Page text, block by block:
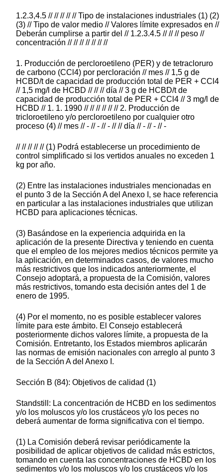
1.2.3,4.5 // // // // // Tipo de instalaciones industriales (1) (2)
(3) // Tipo de valor medio // Valores límite expresados en //
Deberán cumplirse a partir del // 1.2.3.4.5 // // // peso //
concentración // // // // // // //
1. Producción de percloroetileno (PER) y de tetracloruro
de carbono (CCl4) por percloración // mes // 1,5 g de
HCBD/t de capacidad de producción total de PER + CCl4
// 1,5 mg/l de HCBD // // // día // 3 g de HCBD/t de
capacidad de producción total de PER + CCl4 // 3 mg/l de
HCBD // 1. 1. 1990 // // // // // // 2. Producción de
tricloroetileno y/o percloroetileno por cualquier otro
proceso (4) // mes // - // - // - // // día // - // - // -
// // // // // (1) Podrá establecerse un procedimiento de
control simplificado si los vertidos anuales no exceden 1
kg por año.
(2) Entre las instalaciones industriales mencionadas en
el punto 3 de la Sección A del Anexo I, se hace referencia
en particular a las instalaciones industriales que utilizan
HCBD para aplicaciones técnicas.
(3) Basándose en la experiencia adquirida en la
aplicación de la presente Directiva y teniendo en cuenta
que el empleo de los mejores medios técnicos permite ya
la aplicación, en determinados casos, de valores mucho
más restrictivos que los indicados anteriormente, el
Consejo adoptará, a propuesta de la Comisión, valores
más restrictivos, tomando esta decisión antes del 1 de
enero de 1995.
(4) Por el momento, no es posible establecer valores
límite para este ámbito. El Consejo establecerá
posteriormente dichos valores límite, a propuesta de la
Comisión. Entretanto, los Estados miembros aplicarán
las normas de emisión nacionales con arreglo al punto 3
de la Sección A del Anexo I.
Sección B (84): Objetivos de calidad (1)
Standstill: La concentración de HCBD en los sedimentos
y/o los moluscos y/o los crustáceos y/o los peces no
deberá aumentar de forma significativa con el tiempo.
(1) La Comisión deberá revisar periódicamente la
posibilidad de aplicar objetivos de calidad más estrictos,
tomando en cuenta las concentraciones de HCBD en los
sedimentos y/o los moluscos y/o los crustáceos y/o los